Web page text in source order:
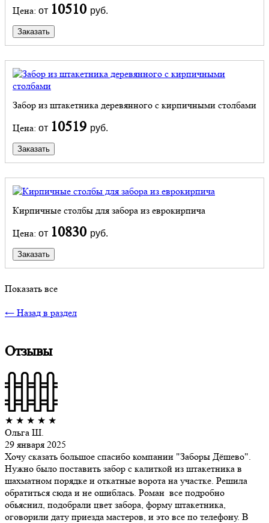
Цена: от 10510 руб.
Заказать
Забор из штакетника деревянного с кирпичными столбами
Цена: от 10519 руб.
Заказать
Кирпичные столбы для забора из еврокирпича
Цена: от 10830 руб.
Заказать
Показать все
← Назад в раздел
Отзывы
★ ★ ★ ★ ★
Ольга Ш.
29 января 2025
Хочу сказать большое спасибо компании "Заборы Дёшево".
Нужно было поставить забор с калиткой из штакетника в
шахматном порядке и откатные ворота на участке. Решила
обратиться сюда и не ошиблась. Роман все подробно
обьяснил, подобрали цвет забора, форму штакетника,
оговорили дату приезда мастеров, и это все по телефону. В